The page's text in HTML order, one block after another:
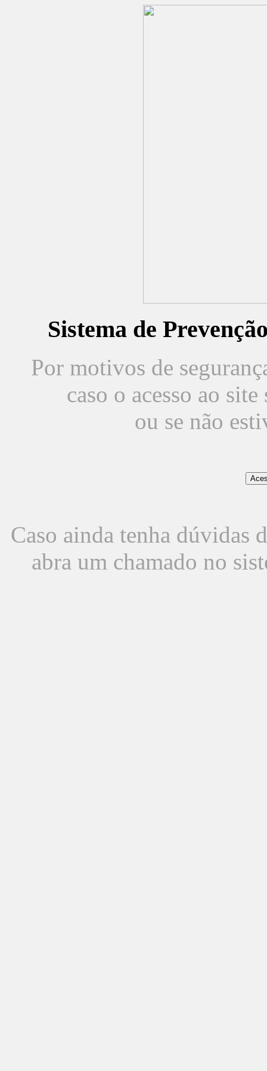
Sistema de
Por motivos de
caso o acesso ao
ou se não
Caso ainda tenha dúvidas
abra um chamado no